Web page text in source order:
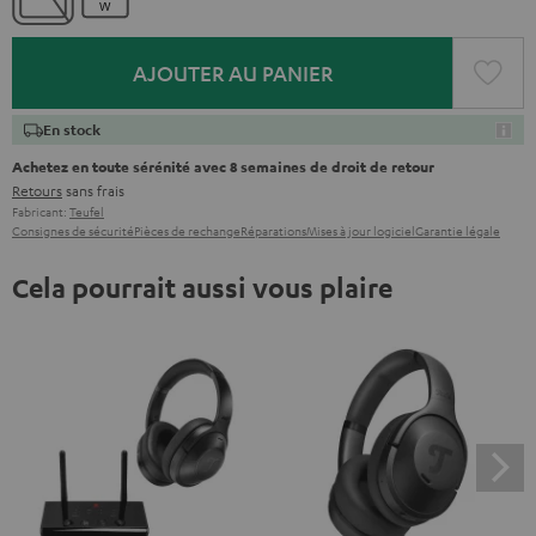
AJOUTER AU PANIER
En stock
Achetez en toute sérénité avec 8 semaines de droit de retour
Retourssans frais
Fabricant: Teufel
Consignes de sécuritéPièces de rechangeRéparationsMises à jour logicielGarantie légale
Cela pourrait aussi vous plaire